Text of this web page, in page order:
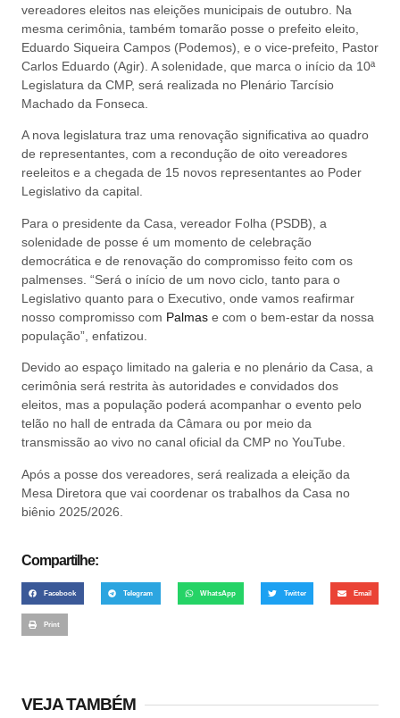
vereadores eleitos nas eleições municipais de outubro. Na
mesma cerimônia, também tomarão posse o prefeito eleito,
Eduardo Siqueira Campos (Podemos), e o vice-prefeito, Pastor
Carlos Eduardo (Agir). A solenidade, que marca o início da 10ª
Legislatura da CMP, será realizada no Plenário Tarcísio
Machado da Fonseca.
A nova legislatura traz uma renovação significativa ao quadro
de representantes, com a recondução de oito vereadores
reeleitos e a chegada de 15 novos representantes ao Poder
Legislativo da capital.
Para o presidente da Casa, vereador Folha (PSDB), a
solenidade de posse é um momento de celebração
democrática e de renovação do compromisso feito com os
palmenses. “Será o início de um novo ciclo, tanto para o
Legislativo quanto para o Executivo, onde vamos reafirmar
nosso compromisso com Palmas e com o bem-estar da nossa
população”, enfatizou.
Devido ao espaço limitado na galeria e no plenário da Casa, a
cerimônia será restrita às autoridades e convidados dos
eleitos, mas a população poderá acompanhar o evento pelo
telão no hall de entrada da Câmara ou por meio da
transmissão ao vivo no canal oficial da CMP no YouTube.
Após a posse dos vereadores, será realizada a eleição da
Mesa Diretora que vai coordenar os trabalhos da Casa no
biênio 2025/2026.
Compartilhe:
Facebook Telegram WhatsApp Twitter Email
Print
VEJA TAMBÉM